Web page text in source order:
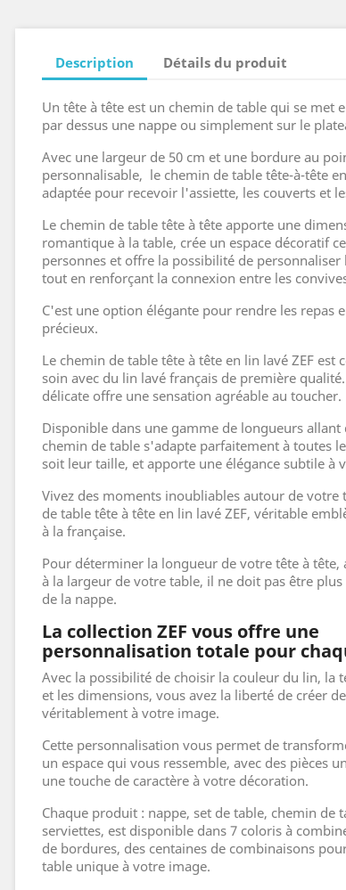
Description Détails du produit
Un tête à tête est un chemin de table qui se met
par dessus une nappe ou simplement sur le
Avec une largeur de 50 cm et une bordure au
personnalisable, le chemin de table tête-à-tête
adaptée pour recevoir l'assiette, les couverts et
Le chemin de table tête à tête apporte une
romantique à la table, crée un espace décoratif
personnes et offre la possibilité de
tout en renforçant la connexion entre les
C'est une option élégante pour rendre les repas
précieux.
Le chemin de table tête à tête en lin lavé ZEF est
soin avec du lin lavé français de première
délicate offre une sensation agréable au toucher.
Disponible dans une gamme de longueurs allant
chemin de table s'adapte parfaitement à toutes
soit leur taille, et apporte une élégance subtile à
Vivez des moments inoubliables autour de votre
de table tête à tête en lin lavé ZEF, véritable
à la française.
Pour déterminer la longueur de votre tête à tête,
à la largeur de votre table, il ne doit pas être
de la nappe.
La collection ZEF vous offre une
personnalisation totale pour
Avec la possibilité de choisir la couleur du lin, la
et les dimensions, vous avez la liberté de créer
véritablement à votre image.
Cette personnalisation vous permet de
un espace qui vous ressemble, avec des pièces
une touche de caractère à votre décoration.
Chaque produit : nappe, set de table, chemin de
serviettes, est disponible dans 7 coloris à
de bordures, des centaines de combinaisons
table unique à votre image.